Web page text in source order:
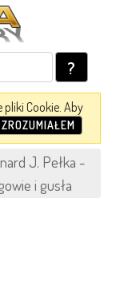
?
Cookie. Aby
J. Pełka -
i gusła